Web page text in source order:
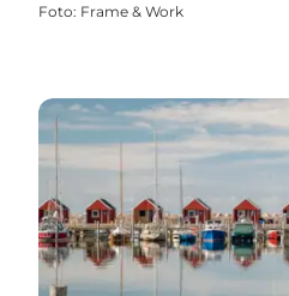
Foto: Frame & Work
Rødvig Lystbådehavn